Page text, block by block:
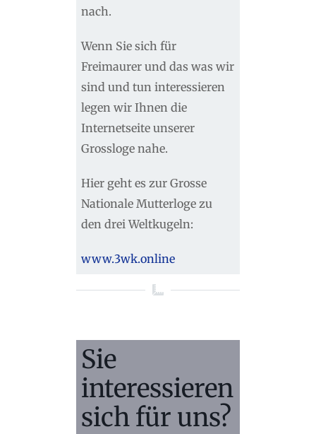
nach.
Wenn Sie sich für
Freimaurer und das was wir
sind und tun interessieren
legen wir Ihnen die
Internetseite unserer
Grossloge nahe.
Hier geht es zur Grosse
Nationale Mutterloge zu
den drei Weltkugeln:
www.3wk.online
Sie
interessieren
sich für uns?